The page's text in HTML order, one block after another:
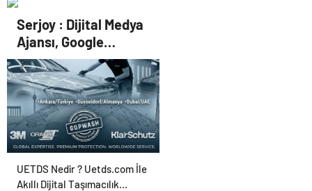
Serjoy : Dijital Medya
Ajansı, Google
Reklam Ajansı, SEO
Ajansı ve Web
Tasarım Ajansı
UETDS Nedir ? Uetds.com İle
Akıllı Dijital Taşımacılık